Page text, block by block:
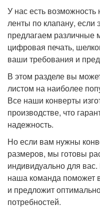
У нас есть
ленты по клапану,
предлагаем различные
цифровая печать,
ваши требования и
В этом разделе вы
листом на наиболее
Все наши конверты
производстве, что
надежность.
Но если вам нужны
размеров, мы готовы
индивидуально для
наша команда поможет
и предложит
потребностей.